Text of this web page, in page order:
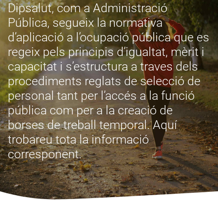
Dipsalut, com a Administració
Pública, segueix la normativa
d’aplicació a l’ocupació pública que es
regeix pels principis d’igualtat, mèrit i
capacitat i s’estructura a traves dels
procediments reglats de selecció de
personal tant per l’accés a la funció
pública com per a la creació de
borses de treball temporal. Aquí
trobareu tota la informació
corresponent.